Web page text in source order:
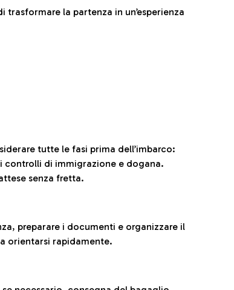
la partenza in un’esperienza
tutte le fasi prima dell’imbarco:
controlli di immigrazione e dogana.
senza fretta.
preparare i documenti e organizzare il
orientarsi rapidamente.